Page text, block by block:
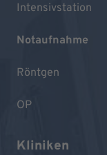
Intensivstation
Notaufnahme
Röntgen
OP
Kliniken